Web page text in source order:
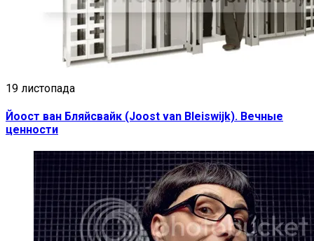
19 листопада
Йоост ван Бляйсвайк (Joost van Bleiswijk). Вечные
ценности